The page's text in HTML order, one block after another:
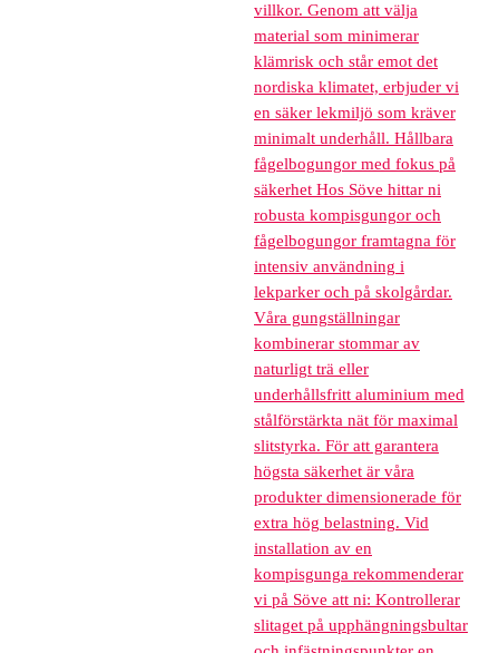
villkor. Genom att välja
material som minimerar
klämrisk och står emot det
nordiska klimatet, erbjuder vi
en säker lekmiljö som kräver
minimalt underhåll. Hållbara
fågelbogungor med fokus på
säkerhet Hos Söve hittar ni
robusta kompisgungor och
fågelbogungor framtagna för
intensiv användning i
lekparker och på skolgårdar.
Våra gungställningar
kombinerar stommar av
naturligt trä eller
underhållsfritt aluminium med
stålförstärkta nät för maximal
slitstyrka. För att garantera
högsta säkerhet är våra
produkter dimensionerade för
extra hög belastning. Vid
installation av en
kompisgunga rekommenderar
vi på Söve att ni: Kontrollerar
slitaget på upphängningsbultar